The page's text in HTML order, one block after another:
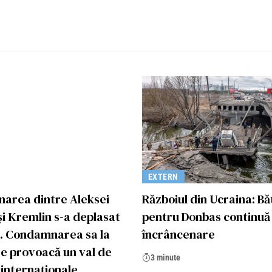
dintre Aleksei
Kremlin s-a deplasat
Condamnarea sa la
provoacă un val de
EXTERN
Războiul din Ucraina:
pentru Donbas
încrâncenare
3 minute